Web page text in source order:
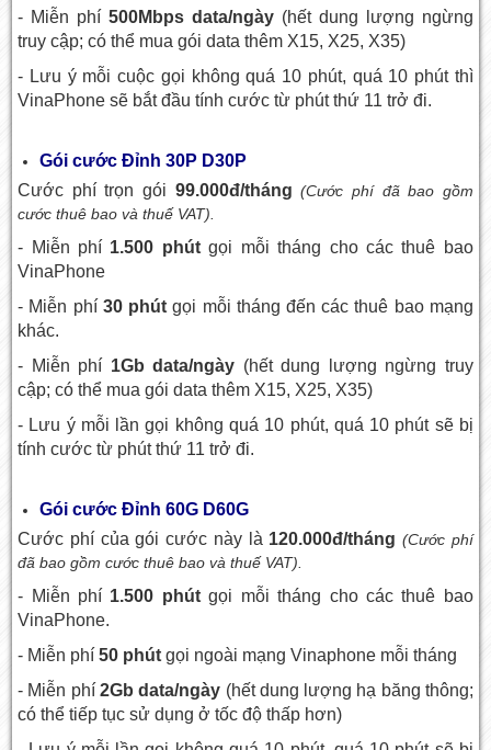
- Miễn phí500Mbps data/ngày (hết dung lượng ngừng
truy cập; có thể mua gói data thêm X15, X25, X35)
- Lưu ý mỗi cuộc gọi không quá 10 phút, quá 10 phút thì
VinaPhone sẽ bắt đầu tính cước từ phút thứ 11 trở đi.
Gói cước Đỉnh 30P D30P
Cước phí trọn gói 99.000đ/tháng(Cước phí đã bao gồm
cước thuê bao và thuế VAT).
- Miễn phí 1.500 phútgọi mỗi tháng cho các thuê bao
VinaPhone
- Miễn phí 30 phút gọi mỗi tháng đến các thuê bao mạng
khác.
- Miễn phí 1Gb data/ngày (hết dung lượng ngừng truy
cập; có thể mua gói data thêm X15, X25, X35)
- Lưu ý mỗi lần gọi không quá 10 phút, quá 10 phút sẽ bị
tính cước từ phút thứ 11 trở đi.
Gói cước Đỉnh 60G D60G
Cước phí của gói cước này là 120.000đ/tháng(Cước phí
đã bao gồm cước thuê bao và thuế VAT).
- Miễn phí 1.500 phútgọi mỗi tháng cho các thuê bao
VinaPhone.
- Miễn phí 50 phút gọi ngoài mạng Vinaphone mỗi tháng
- Miễn phí 2Gb data/ngày (hết dung lượng hạ băng thông;
có thể tiếp tục sử dụng ở tốc độ thấp hơn)